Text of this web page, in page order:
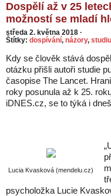
Dospělí až v 25
možností se mladí
středa 2. května 2018 ·
Štítky: dospívání, názory,
Kdy se člověk stává
otázku přišli autoři studie
časopise The Lancet.
roky posunula až k 25.
iDNES.cz, se to týká i
Lucia Kvasková (mendelu.cz)
psycholožka Lucie